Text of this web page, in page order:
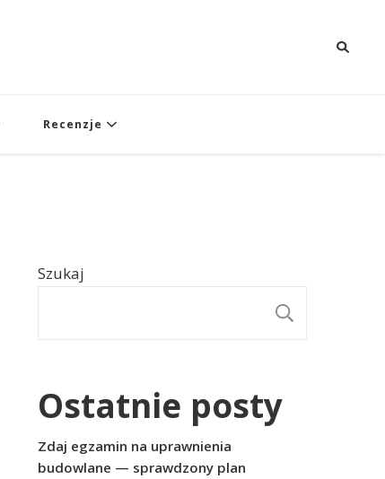
Recenzje
Szukaj
Ostatnie posty
Zdaj egzamin na uprawnienia
budowlane — sprawdzony plan